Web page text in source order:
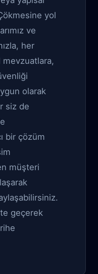
yol
ve
her
olarak
siz de
bir çözüm
müşteri
geçerek